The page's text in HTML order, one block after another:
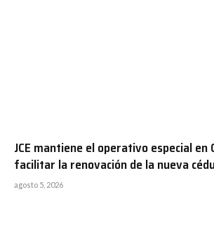
JCE mantiene el operativo especial en
facilitar la renovación de la nueva
agosto 5, 2026